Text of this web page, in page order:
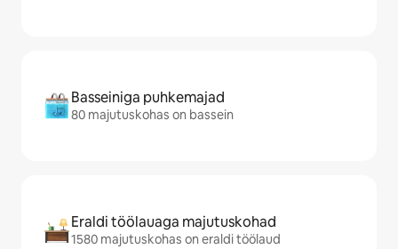
Basseiniga puhkemajad
80 majutuskohas on bassein
Eraldi töölauaga majutuskohad
1580 majutuskohas on eraldi töölaud